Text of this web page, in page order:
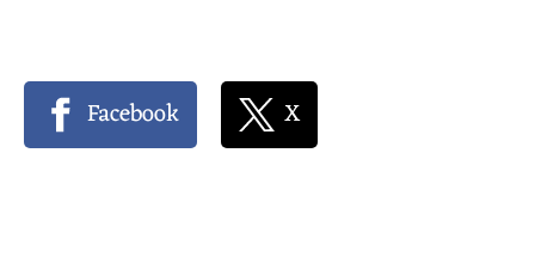
Facebook X